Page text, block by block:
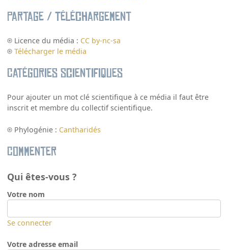
Partage / Téléchargement
Licence du média : CC by-nc-sa
Télécharger le média
Catégories scientifiques
Pour ajouter un mot clé scientifique à ce média il faut être
inscrit et membre du collectif scientifique.
Phylogénie : Cantharidés
Commenter
Qui êtes-vous ?
Votre nom
Se connecter
Votre adresse email